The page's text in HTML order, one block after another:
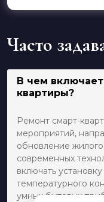
Часто
В чем
квартиры?
Ремонт смарт-
мероприятий,
обновление
современных
включать
температурного
умных бытовых